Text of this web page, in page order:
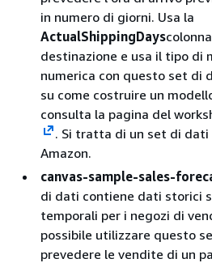
in numero di giorni. Usa la
ActualShippingDays
destinazione e usa il tipo di
numerica con questo set di
su come costruire un
consulta la pagina del
. Si tratta di un set di
Amazon.
canvas-sample-sales-
di dati contiene dati storici
temporali per i negozi di
possibile utilizzare questo
prevedere le vendite di un